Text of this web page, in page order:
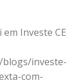
Investe CE
investe-
com-